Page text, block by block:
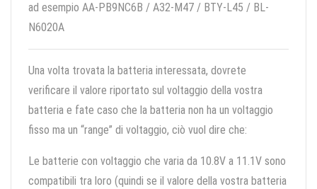
ad esempio AA-PB9NC6B / A32-M47 / BTY-L45 / BL-
N6020A
Una volta trovata la batteria interessata, dovrete
verificare il valore riportato sul voltaggio della vostra
batteria e fate caso che la batteria non ha un voltaggio
fisso ma un “range” di voltaggio, ciò vuol dire che:
Le batterie con voltaggio che varia da 10.8V a 11.1V sono
compatibili tra loro (quindi se il valore della vostra batteria